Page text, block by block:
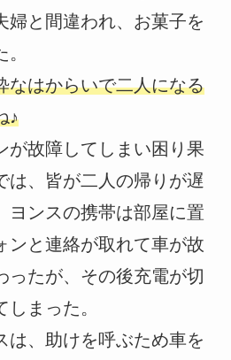
婦と間違われ、お菓子を
なはからいで二人になる
♪
が故障してしまい困り果
は、皆が二人の帰りが遅
ヨンスの携帯は部屋に置
ンと連絡が取れて車が故
ったが、その後充電が切
まった。
は、助けを呼ぶため車を